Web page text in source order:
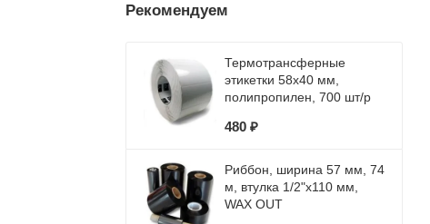
Рекомендуем
Термотрансферные
этикетки 58х40 мм,
полипропилен, 700 шт/р
480 ₽
Риббон, ширина 57 мм, 74
м, втулка 1/2"x110 мм,
WAX OUT